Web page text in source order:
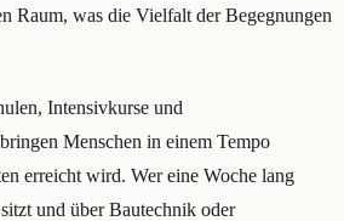
Raum, was die Vielfalt der Begegnungen
Intensivkurse und
Menschen in einem Tempo
erreicht wird. Wer eine Woche lang
und über Bautechnik oder